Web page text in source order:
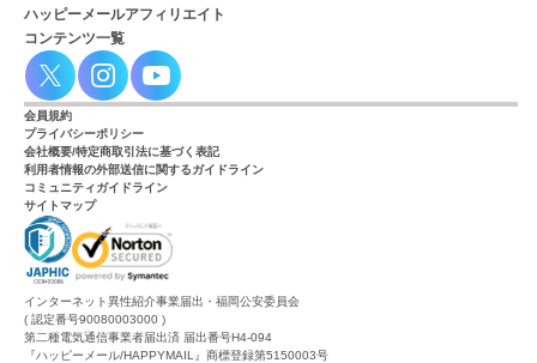
ハッピーメールアフィリエイト
コンテンツ一覧
会員規約
プライバシーポリシー
会社概要/特定商取引法に基づく表記
利用者情報の外部送信に関するガイドライン
コミュニティガイドライン
サイトマップ
インターネット異性紹介事業届出・福岡公安委員会
( 認定番号90080003000 )
第二種電気通信事業者届出済 届出番号H4-094
『ハッピーメール/HAPPYMAIL』商標登録第5150003号